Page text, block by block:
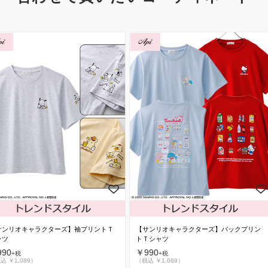
ンリオキャラクターズ】袖プリントＴ
ツ
+税
￥1,089）
【サンリオキャラクターズ】バックプリン
トＴシャツ
￥990+税
（税込 ￥1,089）